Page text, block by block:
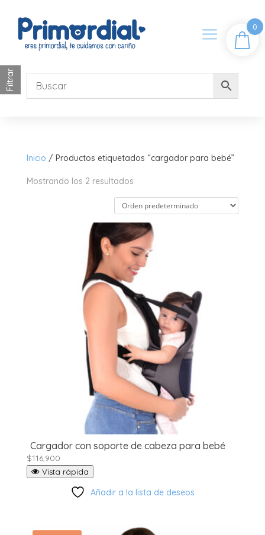
Inicio / Productos etiquetados “cargador para bebé”
Mostrando los 2 resultados
Cargador con soporte de cabeza para bebé
$116,900
Vista rápida
Añadir a la lista de deseos
0
Filtrar